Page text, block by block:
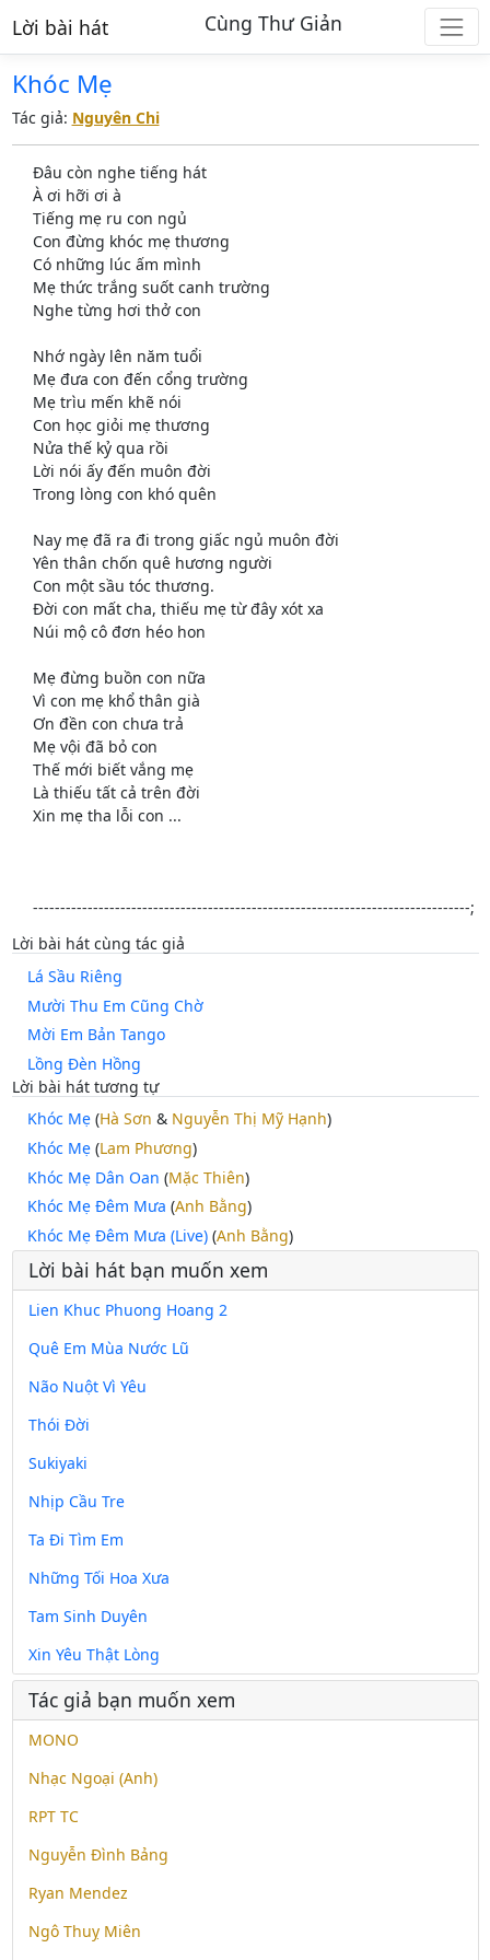
Lời bài hát Cùng Thư Giản
Khóc Mẹ
Tác giả: Nguyên Chi
Đâu còn nghe tiếng hát
À ơi hỡi ơi à
Tiếng mẹ ru con ngủ
Con đừng khóc mẹ thương
Có những lúc ấm mình
Mẹ thức trắng suốt canh trường
Nghe từng hơi thở con
Nhớ ngày lên năm tuổi
Mẹ đưa con đến cổng trường
Mẹ trìu mến khẽ nói
Con học giỏi mẹ thương
Nửa thế kỷ qua rồi
Lời nói ấy đến muôn đời
Trong lòng con khó quên
Nay mẹ đã ra đi trong giấc ngủ muôn đời
Yên thân chốn quê hương người
Con một sầu tóc thương.
Đời con mất cha, thiếu mẹ từ đây xót xa
Núi mộ cô đơn héo hon
Mẹ đừng buồn con nữa
Vì con mẹ khổ thân già
Ơn đền con chưa trả
Mẹ vội đã bỏ con
Thế mới biết vắng mẹ
Là thiếu tất cả trên đời
Xin mẹ tha lỗi con ...
--------------------------------------------------------------------------------;
Lời bài hát cùng tác giả
Lá Sầu Riêng
Mười Thu Em Cũng Chờ
Mời Em Bản Tango
Lồng Đèn Hồng
Lời bài hát tương tự
Khóc Mẹ(Hà Sơn & Nguyễn Thị Mỹ Hạnh)
Khóc Mẹ(Lam Phương)
Khóc Mẹ Dân Oan (Mặc Thiên)
Khóc Mẹ Đêm Mưa (Anh Bằng)
Khóc Mẹ Đêm Mưa (Live)(Anh Bằng)
Lời bài hát bạn muốn xem
Lien Khuc Phuong Hoang 2
Quê Em Mùa Nước Lũ
Não Nuột Vì Yêu
Thói Đời
Sukiyaki
Nhịp Cầu Tre
Ta Đi Tìm Em
Những Tối Hoa Xưa
Tam Sinh Duyên
Xin Yêu Thật Lòng
Tác giả bạn muốn xem
MONO
Nhạc Ngoại (Anh)
RPT TC
Nguyễn Đình Bảng
Ryan Mendez
Ngô Thuỵ Miên